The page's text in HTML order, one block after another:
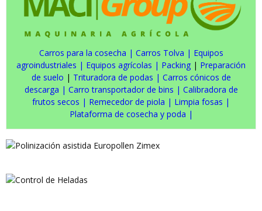
Carros para la cosecha | Carros Tolva | Equipos
agroindustriales | Equipos agrícolas | Packing | Preparación
de suelo | Trituradora de podas | Carros cónicos de
descarga | Carro transportador de bins | Calibradora de
frutos secos | Remecedor de piola | Limpia fosas |
Plataforma de cosecha y poda |